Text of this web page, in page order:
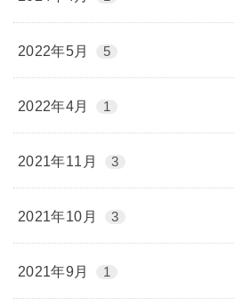
2022年5月 5
2022年4月 1
2021年11月 3
2021年10月 3
2021年9月 1